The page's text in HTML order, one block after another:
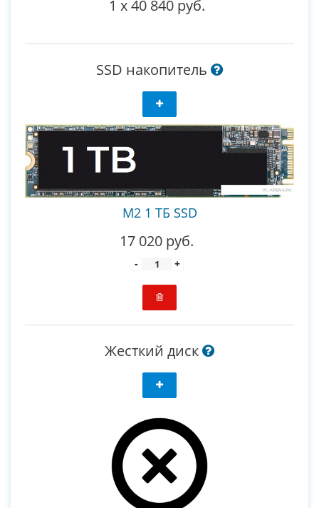
1 x40 840 руб.
SSD накопитель
M2 1 ТБ SSD
17 020 руб.
- +
Жесткий диск